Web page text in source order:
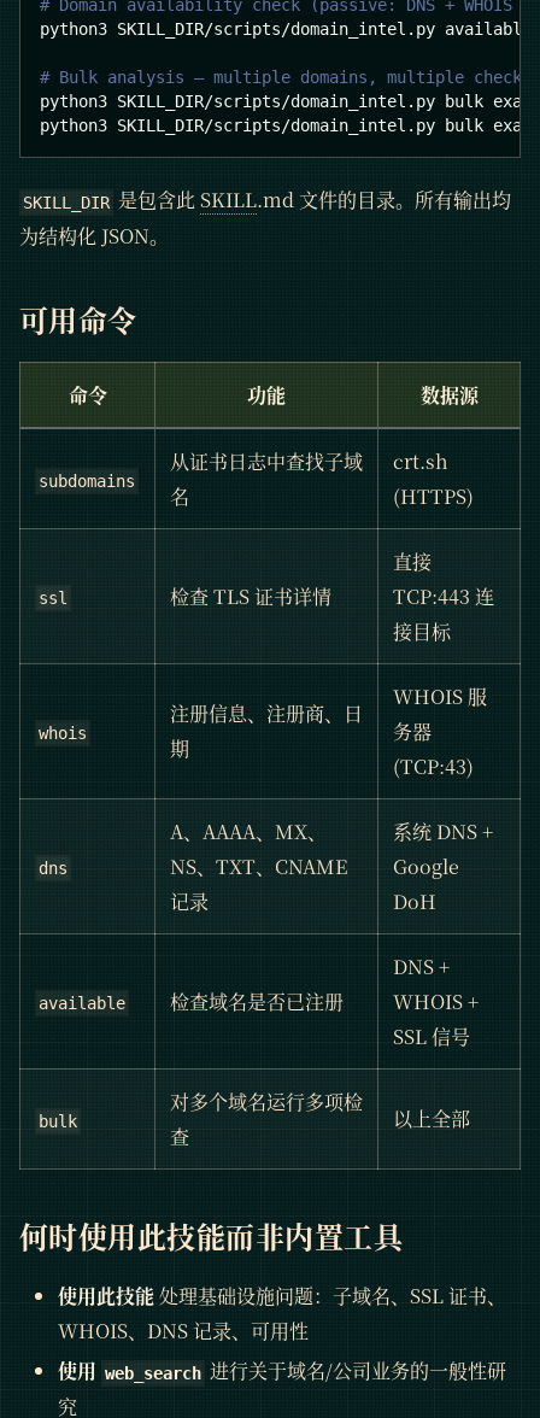
# Domain availability check (passive: DNS + WHOIS
python3 SKILL_DIR/scripts/domain_intel.py
# Bulk analysis — multiple domains, multiple
python3 SKILL_DIR/scripts/domain_intel.py bulk
python3 SKILL_DIR/scripts/domain_intel.py bulk
SKILL_DIR 是包含此SKILL.md 文件的目录。所有输出均
为结构化 JSON。
可用命令
命令 功能 数据源
subdomains
从证书日志中查找子域
名
crt.sh
(HTTPS)
ssl 检查 TLS 证书详情
直接
TCP:443 连
接目标
whois
注册信息、注册商、日
期
WHOIS 服
务器
(TCP:43)
dns
A、AAAA、MX、
NS、TXT、CNAME
记录
系统 DNS +
Google
DoH
available 检查域名是否已注册
DNS +
WHOIS +
SSL 信号
bulk
对多个域名运行多项检
查
以上全部
何时使用此技能而非内置工具
使用此技能处理基础设施问题：子域名、SSL 证书、
WHOIS、DNS 记录、可用性
使用 web_search 进行关于域名/公司业务的一般性研
究